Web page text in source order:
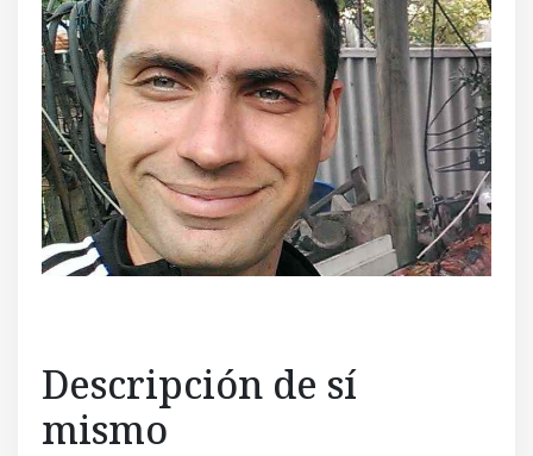
Descripción de sí
mismo